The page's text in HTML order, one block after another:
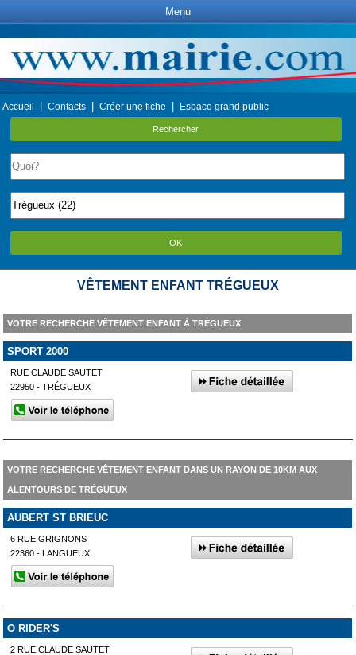
Menu
Accueil Contacts Créer une fiche Espace grand public
Rechercher
OK
VÊTEMENT ENFANT TRÉGUEUX
VOTRE RECHERCHE VÊTEMENT ENFANT À TRÉGUEUX
SPORT 2000
RUE CLAUDE SAUTET
22950 - TRÉGUEUX
VOTRE RECHERCHE VÊTEMENT ENFANT DANS UN RAYON DE 10KM AUX
ALENTOURS DE TRÉGUEUX
AUBERT ST BRIEUC
6 RUE GRIGNONS
22360 - LANGUEUX
O RIDER'S
2 RUE CLAUDE SAUTET